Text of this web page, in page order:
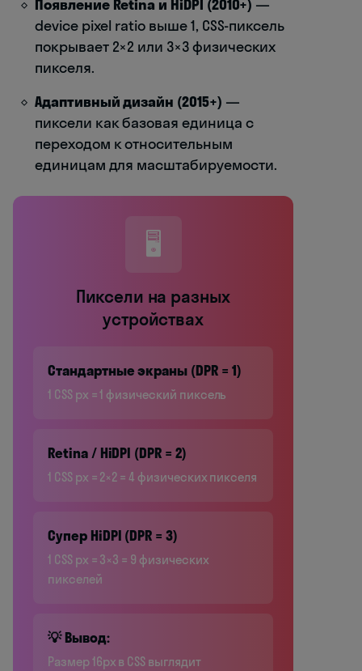
Появление Retina и HiDPI (2010+) —
device pixel ratio выше 1, CSS-пиксель
покрывает 2×2 или 3×3 физических
пикселя.
Адаптивный дизайн (2015+) —
пиксели как базовая единица с
переходом к относительным
единицам для масштабируемости.
🖥️
Пиксели на разных
устройствах
Стандартные экраны (DPR = 1)
1 CSS px = 1 физический пиксель
Retina / HiDPI (DPR = 2)
1 CSS px = 2×2 = 4 физических пикселя
Супер HiDPI (DPR = 3)
1 CSS px = 3×3 = 9 физических
пикселей
💡 Вывод:
Размер 16px в CSS выглядит